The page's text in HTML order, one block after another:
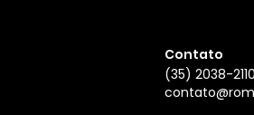
Contato
(35) 2038-2110